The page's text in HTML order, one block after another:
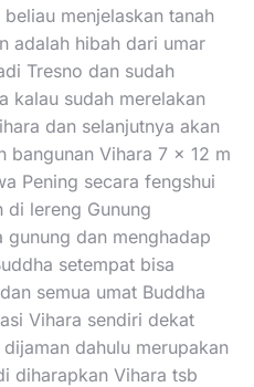
menjelaskan tanah
adalah hibah dari umar
Tresno dan sudah
kalau sudah merelakan
dan selanjutnya akan
bangunan Vihara 7 x 12 m
Pening secara fengshui
di lereng Gunung
dan menghadap
setempat bisa
semua umat Buddha
Vihara sendiri dekat
dahulu merupakan
diharapkan Vihara tsb